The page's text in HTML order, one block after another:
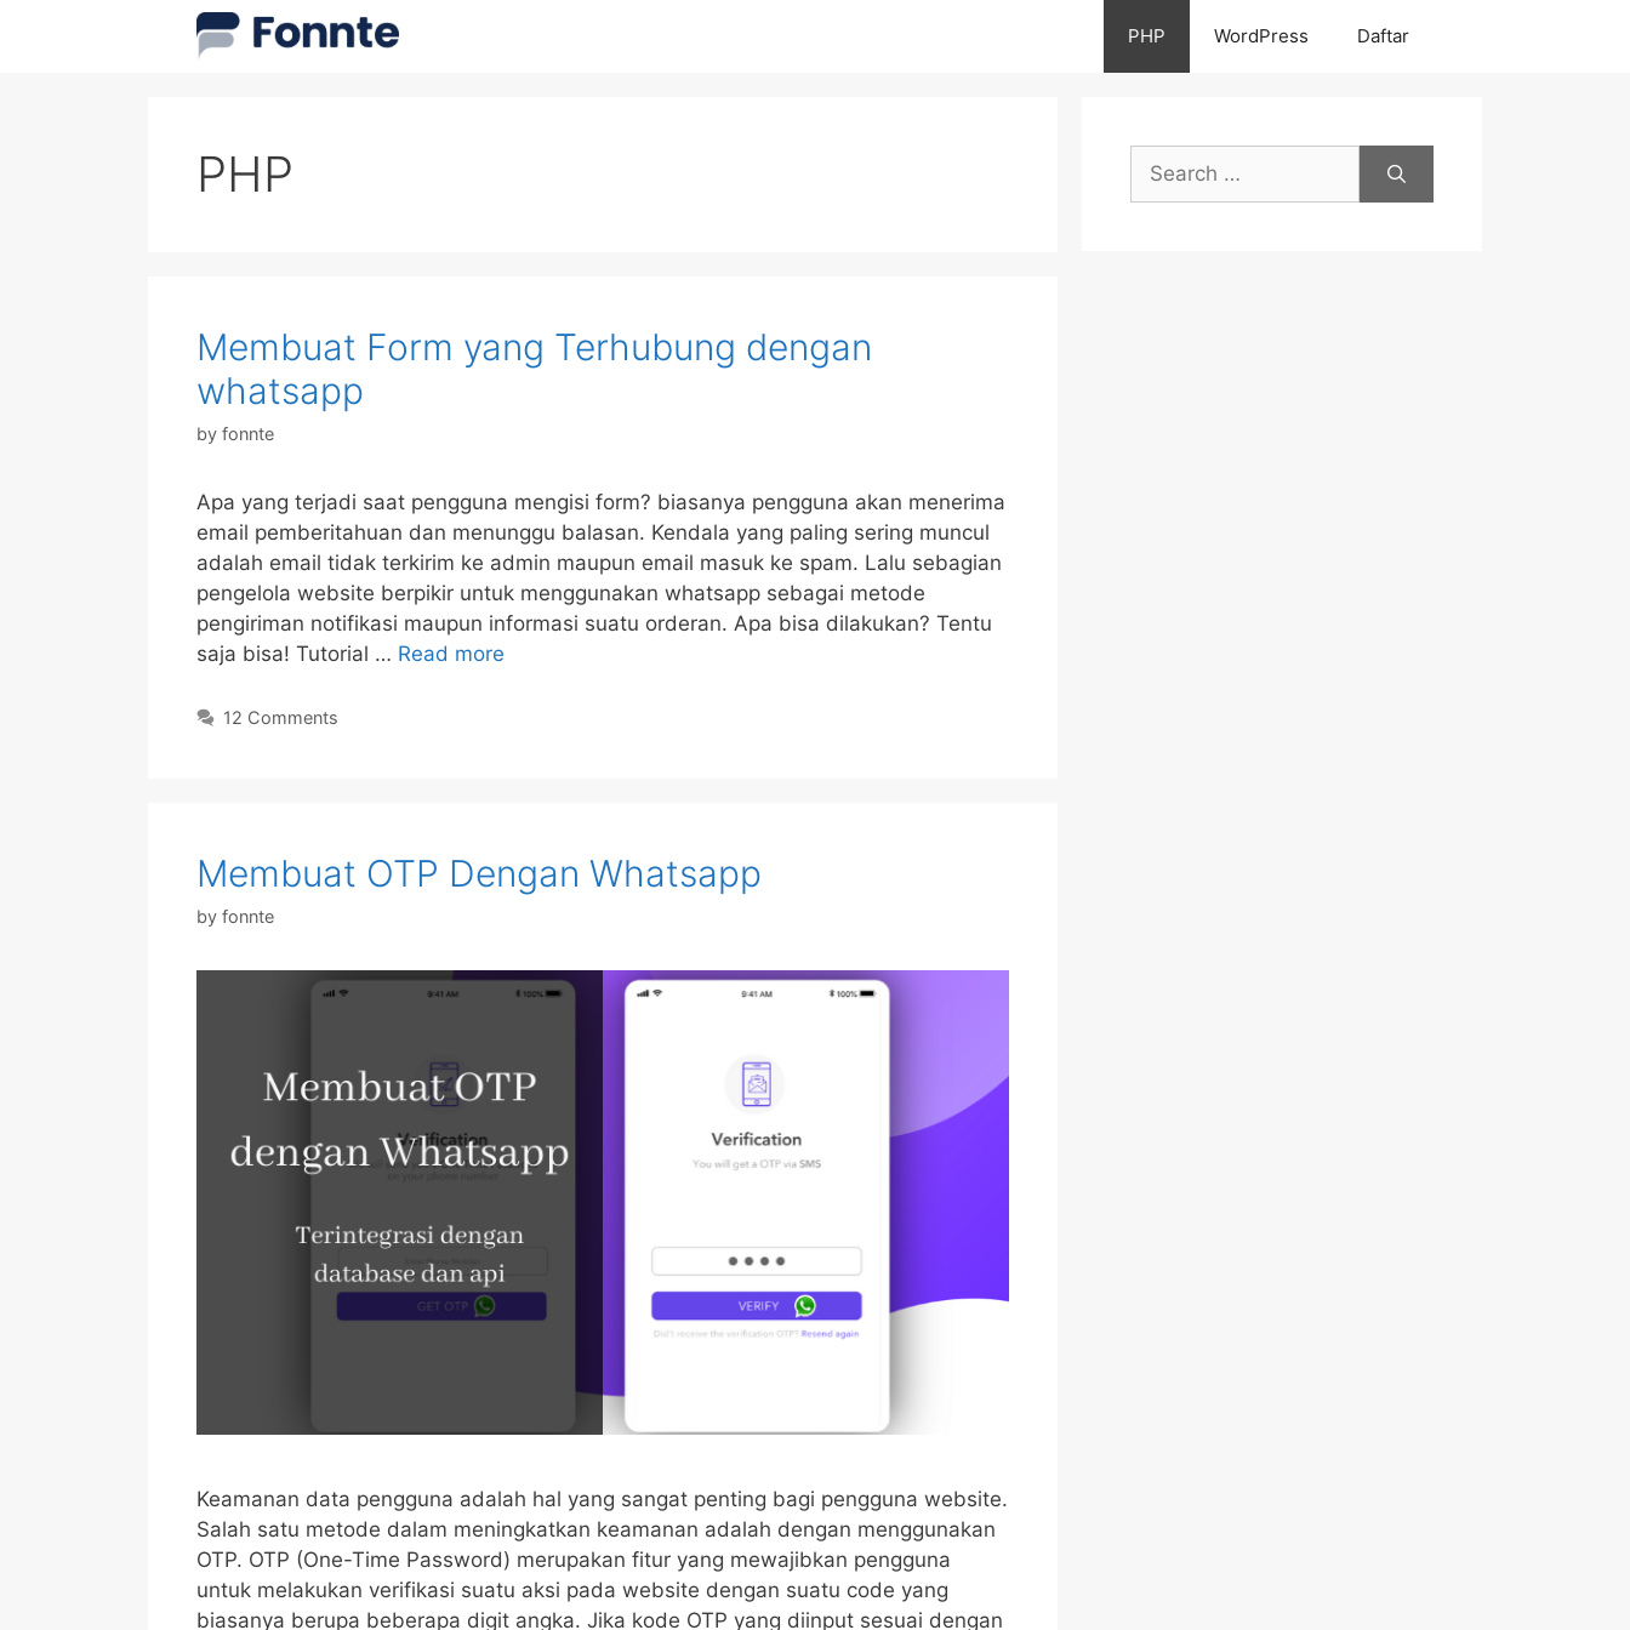
PHP WordPress Daftar
PHP
Membuat Form yang Terhubung dengan
whatsapp
by fonnte
Apa yang terjadi saat pengguna mengisi form? biasanya pengguna akan menerima
email pemberitahuan dan menunggu balasan. Kendala yang paling sering muncul
adalah email tidak terkirim ke admin maupun email masuk ke spam. Lalu sebagian
pengelola website berpikir untuk menggunakan whatsapp sebagai metode
pengiriman notifikasi maupun informasi suatu orderan. Apa bisa dilakukan? Tentu
saja bisa! Tutorial … Read more
12 Comments
Membuat OTP Dengan Whatsapp
by fonnte
Keamanan data pengguna adalah hal yang sangat penting bagi pengguna website.
Salah satu metode dalam meningkatkan keamanan adalah dengan menggunakan
OTP. OTP (One-Time Password) merupakan fitur yang mewajibkan pengguna
untuk melakukan verifikasi suatu aksi pada website dengan suatu code yang
biasanya berupa beberapa digit angka. Jika kode OTP yang diinput sesuai dengan
Search
for: